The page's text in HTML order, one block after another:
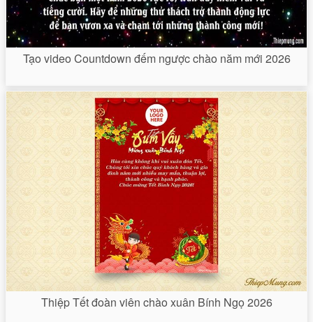
Tạo video Countdown đếm ngược chào năm mới 2026
Thiệp Tết đoàn viên chào xuân Bính Ngọ 2026